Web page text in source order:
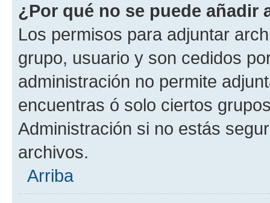
¿Por qué no se puede añadir
Los permisos para adjuntar
grupo, usuario y son cedidos
administración no permite
encuentras ó solo ciertos
Administración si no estás
archivos.
Arriba